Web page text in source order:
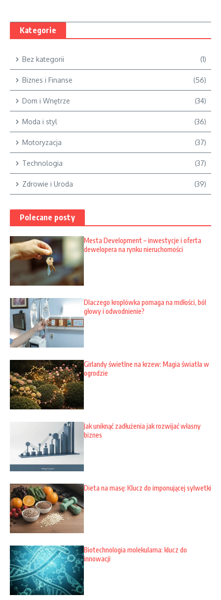
Kategorie
Bez kategorii (1)
Biznes i Finanse (56)
Dom i Wnętrze (34)
Moda i styl (36)
Motoryzacja (37)
Technologia (37)
Zdrowie i Uroda (39)
Polecane posty
Mesta Development – inwestycje i oferta
dewelopera na rynku nieruchomości
Dlaczego kroplówka pomaga na mdłości, ból
głowy i odwodnienie?
Girlandy świetlne na krzew: Magia światła w
ogrodzie
Jak uniknąć zadłużenia jak rozwijać własny
biznes
Dieta na masę: Klucz do imponującej sylwetki
Biotechnologia molekularna: klucz do
innowacji